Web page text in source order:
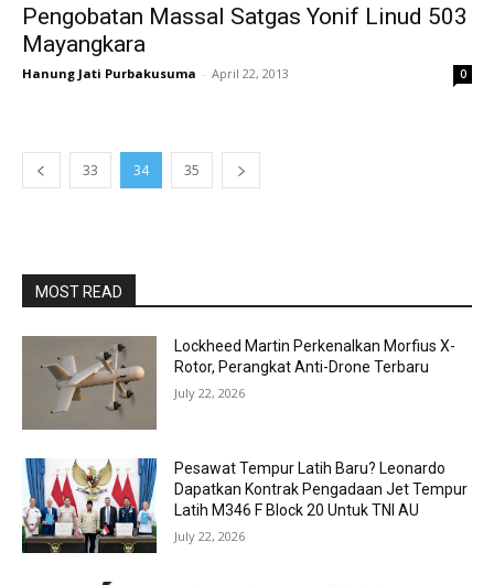
Pengobatan Massal Satgas Yonif Linud 503
Mayangkara
Hanung Jati Purbakusuma - April 22, 2013 0
33 34 35
MOST READ
Lockheed Martin Perkenalkan Morfius X-
Rotor, Perangkat Anti-Drone Terbaru
July 22, 2026
Pesawat Tempur Latih Baru? Leonardo
Dapatkan Kontrak Pengadaan Jet Tempur
Latih M346 F Block 20 Untuk TNI AU
July 22, 2026